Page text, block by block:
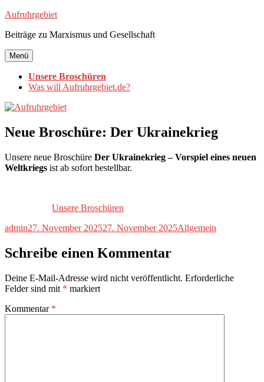
Zum
springen
Aufruhrgebiet
Beiträge zu Marxismus und Gesellschaft
Menü
Unsere Broschüren
Was will Aufruhrgebiet.de?
Neue Broschüre: Der Ukrainekrieg
Unsere neue Broschüre Der Ukrainekrieg – Vorspiel eines neuen
Weltkriegs ist ab sofort bestellbar.
Unsere Broschüren
Autor
adminVeröffentlicht
27. November 202527. November 2025Kategorien
Allgemein
Schreibe einen Kommentar
Deine E-Mail-Adresse wird nicht veröffentlicht. Erforderliche
Felder sind mit * markiert
Kommentar *